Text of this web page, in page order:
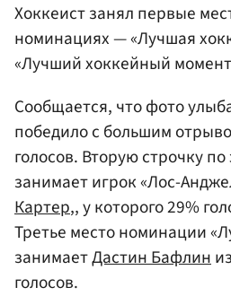
Хоккеист занял первые
номинациях — «Лучшая
«Лучший хоккейный
Сообщается, что фото
победило с большим
голосов. Вторую строчку
занимает игрок «Лос-
Картер,, у которого 29%
Третье место номинации
занимаетДастин Бафлин
голосов.